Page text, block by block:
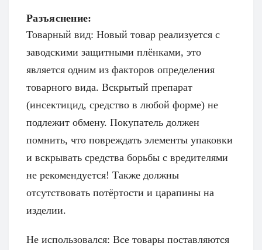
Разъяснение:
Товарный вид: Новый товар реализуется с
заводскими защитными плёнками, это
является одним из факторов определения
товарного вида. Вскрытый препарат
(инсектицид, средство в любой форме) не
подлежит обмену. Покупатель должен
помнить, что повреждать элементы упаковки
и вскрывать средства борьбы с вредителями
не рекомендуется! Также должны
отсутствовать потёртости и царапины на
изделии.
Не использовался: Все товары поставляются